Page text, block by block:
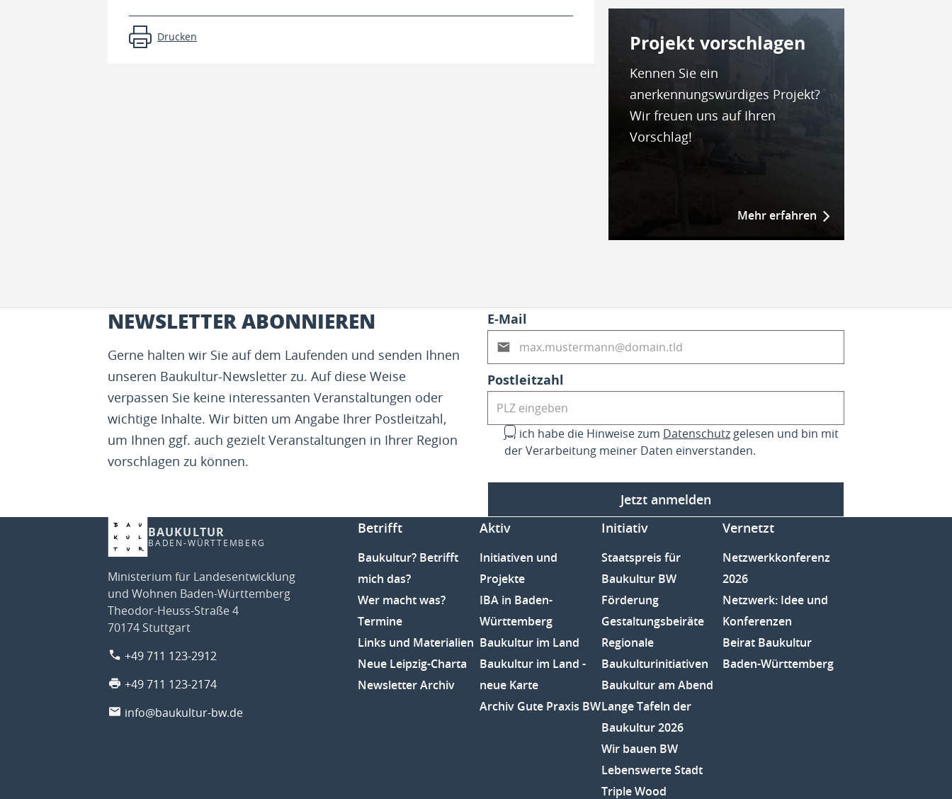
Drucken Projekt vor­schla­gen
Kennen Sie ein
anerkennungswürdiges Projekt?
Wir freuen uns auf Ihren
Vorschlag!
Mehr erfahren
NEWSLETTER ABONNIEREN
Gerne halten wir Sie auf dem Laufenden und senden Ihnen
unseren Baukultur-Newsletter zu. Auf diese Weise
verpassen Sie keine interessanten Veranstaltungen oder
wichtige Inhalte. Wir bitten um Angabe Ihrer Postleitzahl,
um Ihnen ggf. auch gezielt Veranstaltungen in Ihrer Region
vorschlagen zu können.
E-Mail
Postleitzahl
Ja, ich habe die Hinweise zum Datenschutz gelesen und bin mit
der Verarbeitung meiner Daten einverstanden.
Jetzt anmelden
BAUKULTUR
BADEN-WÜRTTEMBERG
Ministerium für Landesentwicklung
und Wohnen Baden-Württemberg
Theodor-Heuss-Straße 4
70174 Stuttgart
+49 711 123-2912
+49 711 123-2174
info@baukultur-bw.de
Betrifft
Baukultur? Betrifft
mich das?
Wer macht was?
Termine
Links und Materialien
Neue Leipzig-Charta
Newsletter Archiv
Aktiv
Initiativen und
Projekte
IBA in Baden-
Württemberg
Baukultur im Land
Baukultur im Land -
neue Karte
Archiv Gute Praxis BW
Initiativ
Staatspreis für
Baukultur BW
Förderung
Gestaltungsbeiräte
Regionale
Baukulturinitiativen
Baukultur am Abend
Lange Tafeln der
Baukultur 2026
Wir bauen BW
Lebenswerte Stadt
Triple Wood
Vernetzt
Netzwerkkonferenz
2026
Netzwerk: Idee und
Konferenzen
Beirat Baukultur
Baden-Württemberg